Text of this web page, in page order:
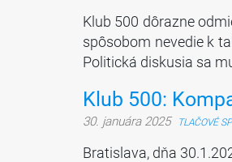
Klub 500 dôrazne
spôsobom nevedie k
Politická diskusia sa
Klub 500:
30. januára 2025 TLAČOVÉ
Bratislava, dňa